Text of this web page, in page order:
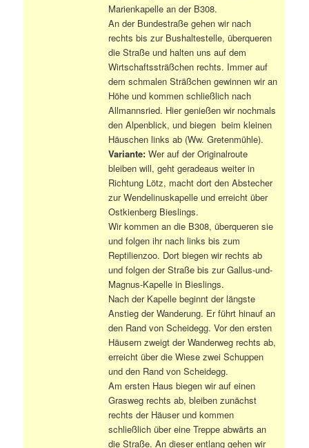
Marienkapelle an der B308.
An der Bundestraße gehen wir nach
rechts bis zur Bushaltestelle, überqueren
die Straße und halten uns auf dem
Wirtschaftssträßchen rechts. Immer auf
dem schmalen Sträßchen gewinnen wir an
Höhe und kommen schließlich nach
Allmannsried. Hier genießen wir nochmals
den Alpenblick, und biegen beim kleinen
Häuschen links ab (Ww. Gretenmühle).
Variante: Wer auf der Originalroute
bleiben will, geht geradeaus weiter in
Richtung Lötz, macht dort den Abstecher
zur Wendelinuskapelle und erreicht über
Ostkienberg Bieslings.
Wir kommen an die B308, überqueren sie
und folgen ihr nach links bis zum
Reptilienzoo. Dort biegen wir rechts ab
und folgen der Straße bis zur Gallus-und-
Magnus-Kapelle in Bieslings.
Nach der Kapelle beginnt der längste
Anstieg der Wanderung. Er führt hinauf an
den Rand von Scheidegg. Vor den ersten
Häusern zweigt der Wanderweg rechts ab,
erreicht über die Wiese zwei Schuppen
und den Rand von Scheidegg.
Am ersten Haus biegen wir auf einen
Grasweg rechts ab, bleiben zunächst
rechts der Häuser und kommen
schließlich über eine Treppe abwärts an
die Straße. An dieser entlang gehen wir